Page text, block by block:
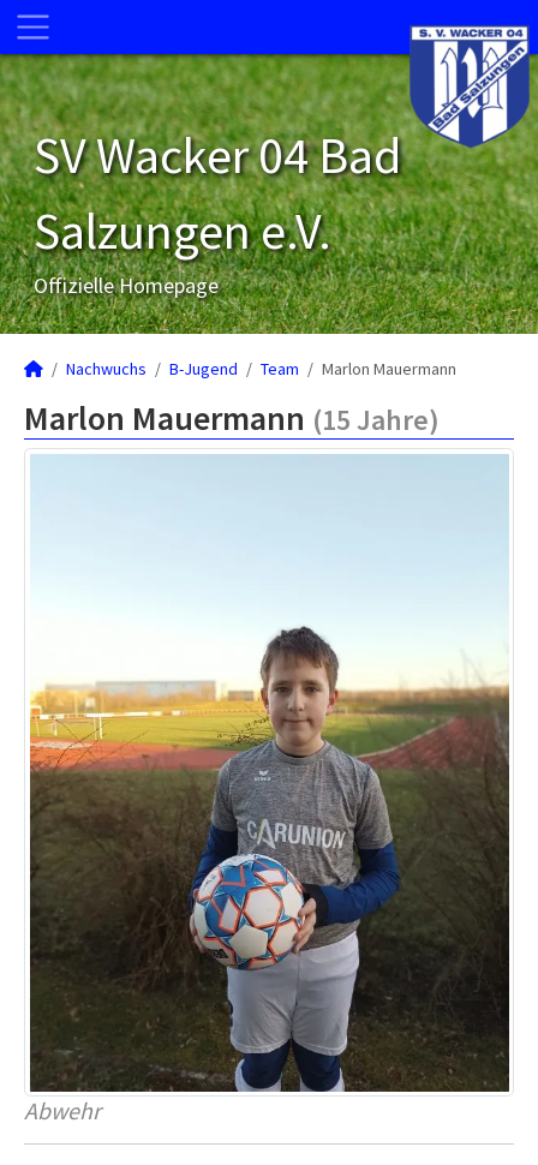
SV Wacker 04 Bad
Salzungen e.V.
Offizielle Homepage
Nachwuchs B-Jugend Team Marlon Mauermann
Marlon Mauermann (15 Jahre)
Abwehr